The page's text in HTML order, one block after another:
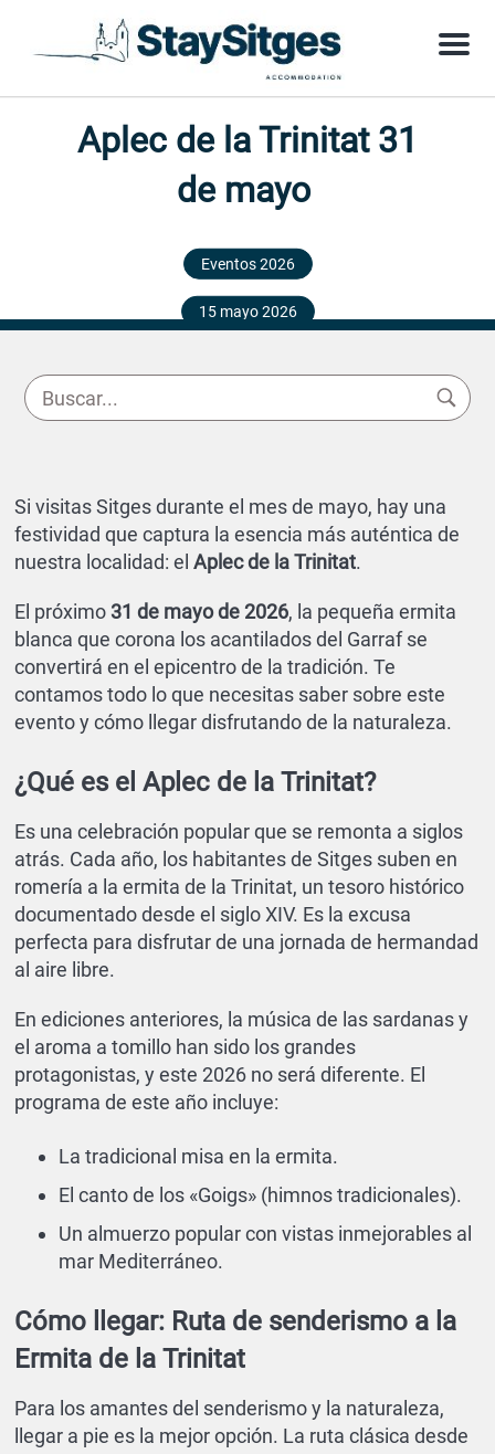
Menu
Aplec de la Trinitat 31
de mayo
Eventos 2026
15 mayo 2026
Si visitas Sitges durante el mes de mayo, hay una
festividad que captura la esencia más auténtica de
nuestra localidad: el Aplec de la Trinitat.
El próximo 31 de mayo de 2026, la pequeña ermita
blanca que corona los acantilados del Garraf se
convertirá en el epicentro de la tradición. Te
contamos todo lo que necesitas saber sobre este
evento y cómo llegar disfrutando de la naturaleza.
¿Qué es el Aplec de la Trinitat?
Es una celebración popular que se remonta a siglos
atrás. Cada año, los habitantes de Sitges suben en
romería a la ermita de la Trinitat, un tesoro histórico
documentado desde el siglo XIV. Es la excusa
perfecta para disfrutar de una jornada de hermandad
al aire libre.
En ediciones anteriores, la música de las sardanas y
el aroma a tomillo han sido los grandes
protagonistas, y este 2026 no será diferente. El
programa de este año incluye:
La tradicional misa en la ermita.
El canto de los «Goigs» (himnos tradicionales).
Un almuerzo popular con vistas inmejorables al
mar Mediterráneo.
Cómo llegar: Ruta de senderismo a la
Ermita de la Trinitat
Para los amantes del senderismo y la naturaleza,
llegar a pie es la mejor opción. La ruta clásica desde